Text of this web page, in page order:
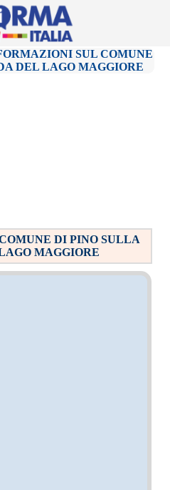
SUL COMUNE
DEL LAGO MAGGIORE
DI PINO SULLA
MAGGIORE